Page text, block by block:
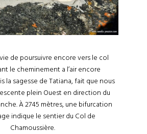
de poursuivre encore vers le col
le cheminement a l’air encore
la sagesse de Tatiana, fait que nous
plein Ouest en direction du
À 2745 mètres, une bifurcation
indique le sentier du Col de
Chamoussière.